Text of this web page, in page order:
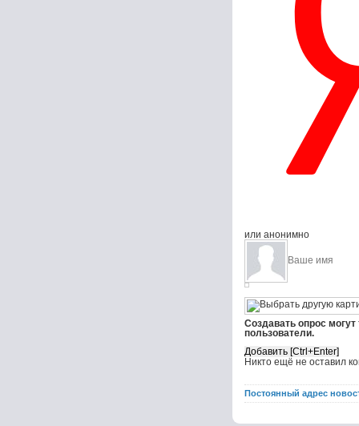
или анонимно
Создавать опрос
пользователи.
Никто ещё не оставил
Постоянный адрес